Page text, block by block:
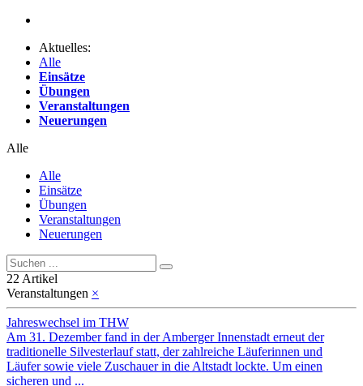
Aktuelles:
Alle
Einsätze
Übungen
Veranstaltungen
Neuerungen
Alle
Alle
Einsätze
Übungen
Veranstaltungen
Neuerungen
22 Artikel
Veranstaltungen ×
Jahreswechsel im THW
Am 31. Dezember fand in der Amberger Innenstadt erneut der
traditionelle Silvesterlauf statt, der zahlreiche Läuferinnen und
Läufer sowie viele Zuschauer in die Altstadt lockte. Um einen
sicheren und ...